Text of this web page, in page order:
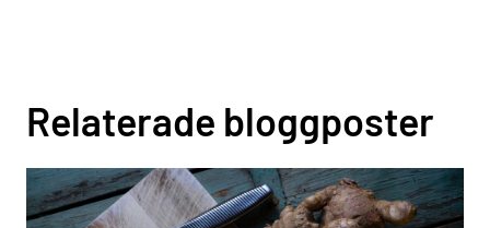
Relaterade bloggposter